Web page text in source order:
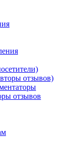
отзывов)
отзывов